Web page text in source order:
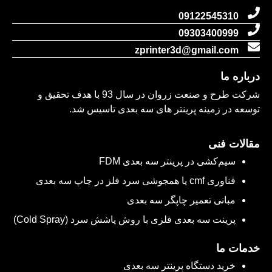
09122545310
09303400999
zprinter3d@gmail.com
ما
شرکت طرح و صنعت زروان در سال 93 با هدف تحقیق و
در زمینه پرینتر های سه بعدی تاسیس شد.
فنی
سیم‌کشی در پرینتر سه بعدی FDM
فناوری cmf یا همجوشی سرد فلز در چاپ سه بعدی
مبانی تعمیر چاپگر سه بعدی
پرینت سه بعدی فلزی با روش پاشش سرد (Cold Spray)
ما
خرید دستگاه پرینتر سه بعدی